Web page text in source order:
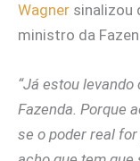
Wagner sinalizou
ministro da
“Já estou
Fazenda. Porque
se o poder real